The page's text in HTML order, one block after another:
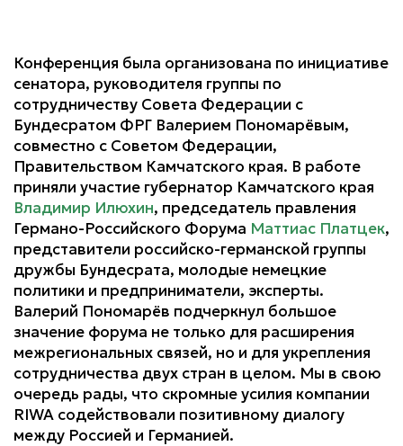
Конференция была организована по инициативе
сенатора, руководителя группы по
сотрудничеству Совета Федерации с
Бундесратом ФРГ Валерием Пономарёвым,
совместно с Советом Федерации,
Правительством Камчатского края. В работе
приняли участие губернатор Камчатского края
Владимир Илюхин, председатель правления
Германо-Российского Форума Маттиас Платцек,
представители российско-германской группы
дружбы Бундесрата, молодые немецкие
политики и предприниматели, эксперты.
Валерий Пономарёв подчеркнул большое
значение форума не только для расширения
межрегиональных связей, но и для укрепления
сотрудничества двух стран в целом. Мы в свою
очередь рады, что скромные усилия компании
RIWA содействовали позитивному диалогу
между Россией и Германией.